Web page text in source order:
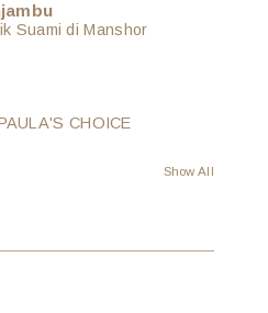
Suami di Manshor
CHOICE
Show All